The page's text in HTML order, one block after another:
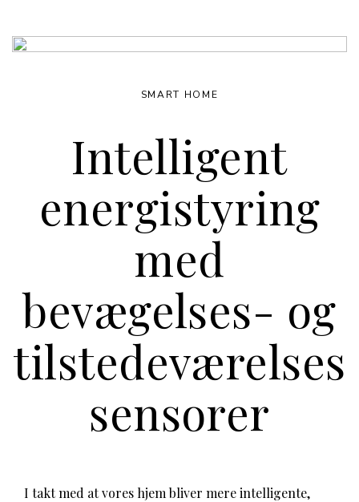
Intelligent
energistyring
med
bevægelses- og
tilstedeværelses
sensorer
SMART HOME
I takt med at vores hjem bliver mere intelligente,